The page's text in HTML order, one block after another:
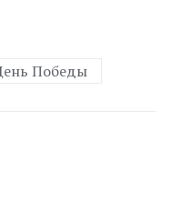
Победы